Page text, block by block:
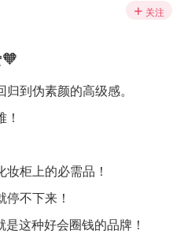
关注
到伪素颜的高级感。
柜上的必需品！
不下来！
是这种好会圈钱的品牌！